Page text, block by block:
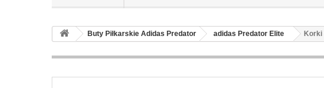
Buty Piłkarskie Adidas Predator adidas Predator Elite Korki